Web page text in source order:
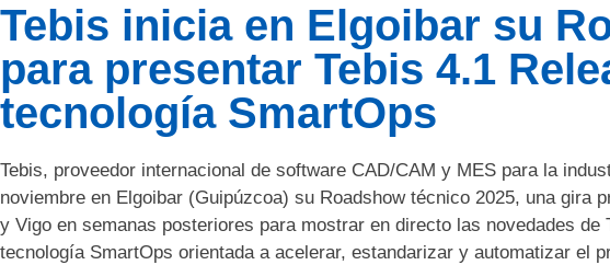
Tebis inicia en Elgoibar su
para presentar Tebis 4.1
tecnología SmartOps
Tebis, proveedor internacional de software CAD/CAM y MES para la
noviembre en Elgoibar (Guipúzcoa) su Roadshow técnico 2025, una gira
y Vigo en semanas posteriores para mostrar en directo las novedades de
tecnología SmartOps orientada a acelerar, estandarizar y automatizar el